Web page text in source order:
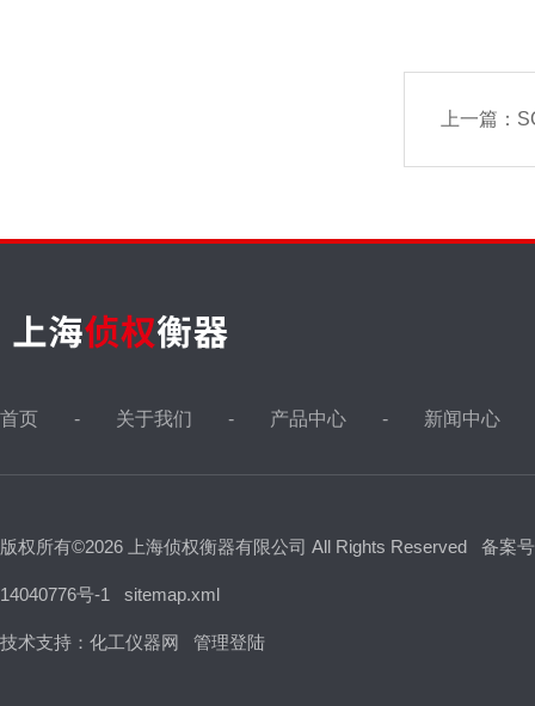
上一篇：
首页 关于我们 产品中心 新闻中心
版权所有©2026 上海侦权衡器有限公司 All Rights Reserved 备案
14040776号-1 sitemap.xml
技术支持： 化工仪器网 管理登陆